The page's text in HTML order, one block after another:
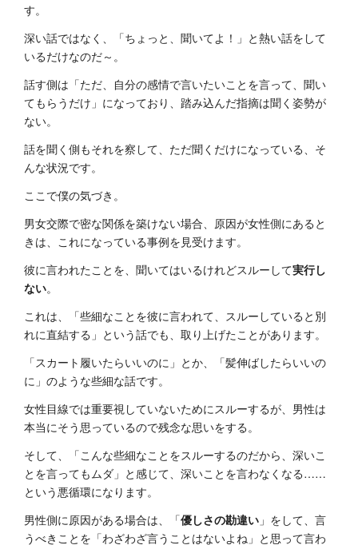
す。
深い話ではなく、「ちょっと、聞いてよ！」と熱い話をして
いるだけなのだ～。
話す側は「ただ、自分の感情で言いたいことを言って、聞い
てもらうだけ」になっており、踏み込んだ指摘は聞く姿勢が
ない。
話を聞く側もそれを察して、ただ聞くだけになっている、そ
んな状況です。
ここで僕の気づき。
男女交際で密な関係を築けない場合、原因が女性側にあると
きは、これになっている事例を見受けます。
彼に言われたことを、聞いてはいるけれどスルーして実行し
ない。
これは、「些細なことを彼に言われて、スルーしていると別
れに直結する」という話でも、取り上げたことがあります。
「スカート履いたらいいのに」とか、「髪伸ばしたらいいの
に」のような些細な話です。
女性目線では重要視していないためにスルーするが、男性は
本当にそう思っているので残念な思いをする。
そして、「こんな些細なことをスルーするのだから、深いこ
とを言ってもムダ」と感じて、深いことを言わなくなる……
という悪循環になります。
男性側に原因がある場合は、「優しさの勘違い 」をして、言
うべきことを「わざわざ言うことはないよね」と思って言わ